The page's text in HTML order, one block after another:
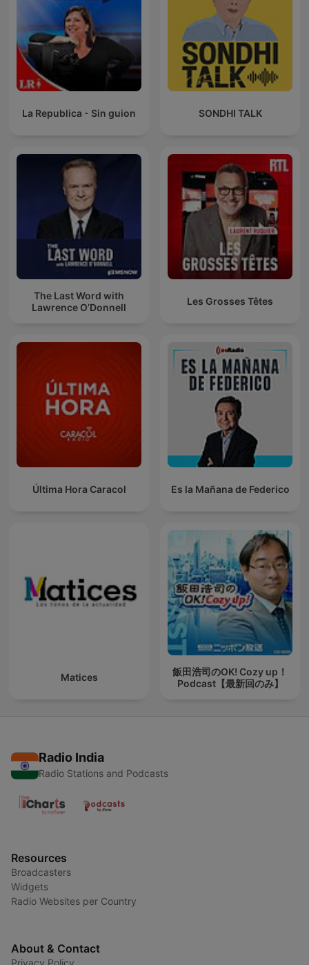
La Republica - Sin guion SONDHI TALK
The Last Word with
Lawrence O’Donnell
Les Grosses Têtes
Última Hora Caracol Es la Mañana de Federico
Matices
飯田浩司のOK! Cozy up！
Podcast【最新回のみ】
Radio India
Radio Stations and Podcasts
Resources
Broadcasters
Widgets
Radio Websites per Country
About & Contact